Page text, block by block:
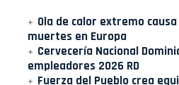
Ola de calor extremo
muertes en Europa
Cervecería Nacional
empleadores 2026 RD
Fuerza del Pueblo crea